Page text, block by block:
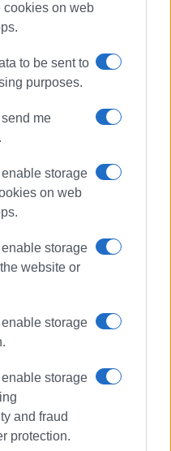
cookies on web
to be sent to
purposes.
send me
enable storage
on web
enable storage
website or
enable storage
enable storage
and fraud
protection.
e-paper